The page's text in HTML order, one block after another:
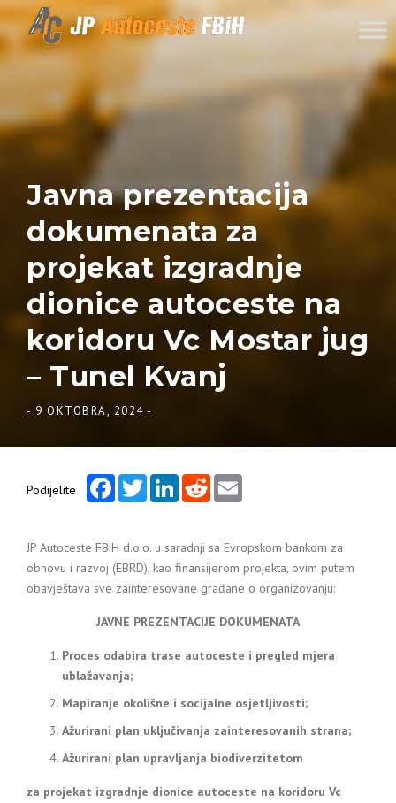
Skip to content
Javna prezentacija
dokumenata za
projekat izgradnje
dionice autoceste na
koridoru Vc Mostar jug
– Tunel Kvanj
- 9 OKTOBRA, 2024 -
Podijelite
FacebookTwitterLinkedInReddit
JP Autoceste FBiH d.o.o. u saradnji sa Evropskom bankom za
obnovu i razvoj (EBRD), kao finansijerom projekta, ovim putem
obavještava sve zainteresovane građane o organizovanju:
JAVNE PREZENTACIJE DOKUMENATA
Proces odabira trase autoceste i pregled mjera
ublažavanja;
Mapiranje okolišne i socijalne osjetljivosti;
Ažurirani plan uključivanja zainteresovanih strana;
Ažurirani plan upravljanja biodiverzitetom
za projekat izgradnje dionice autoceste na koridoru Vc